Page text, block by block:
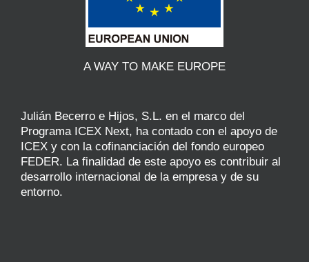
A WAY TO MAKE EUROPE
Julián Becerro e Hijos, S.L. en el marco del
Programa ICEX Next, ha contado con el apoyo de
ICEX y con la cofinanciación del fondo europeo
FEDER. La finalidad de este apoyo es contribuir al
desarrollo internacional de la empresa y de su
entorno.